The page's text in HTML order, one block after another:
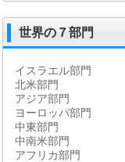
世界の７部門
イスラエル部門
北米部門
アジア部門
ヨーロッパ部門
中東部門
中南米部門
アフリカ部門